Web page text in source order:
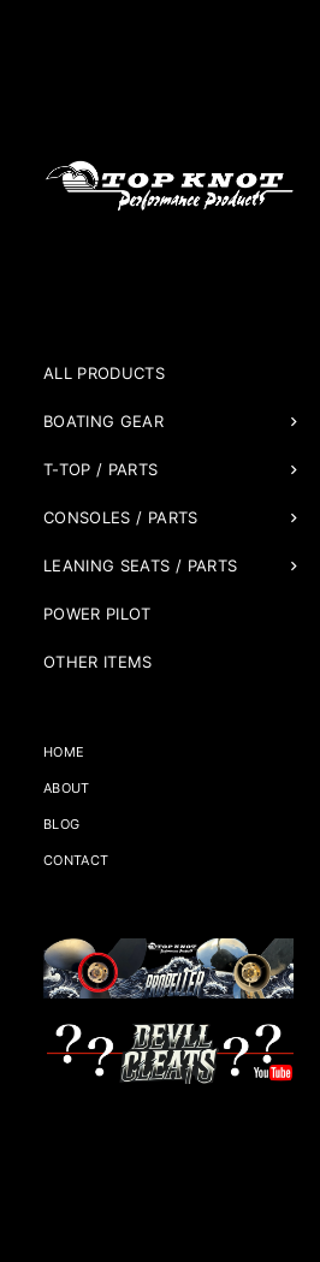
ALL PRODUCTS
BOATING GEAR
T-TOP / PARTS
CONSOLES / PARTS
LEANING SEATS / PARTS
POWER PILOT
OTHER ITEMS
HOME
ABOUT
BLOG
CONTACT